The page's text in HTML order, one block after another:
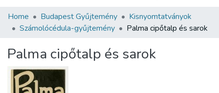
Communities & Collections
Statistics
About us
Home Budapest Gyűjtemény
Kisnyomtatványok
Számolócédula-gyűjtemény
Palma cipőtalp és sarok
Palma cipőtalp és sarok